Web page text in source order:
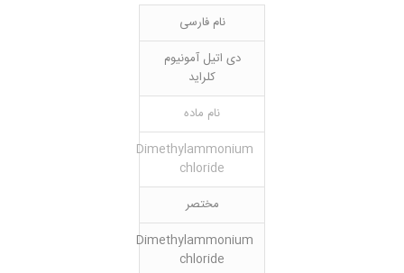
نام فارسی
دی اتیل آمونیوم
کلراید
نام ماده
Dimethylammonium
chloride
مختصر
Dimethylammonium
chloride